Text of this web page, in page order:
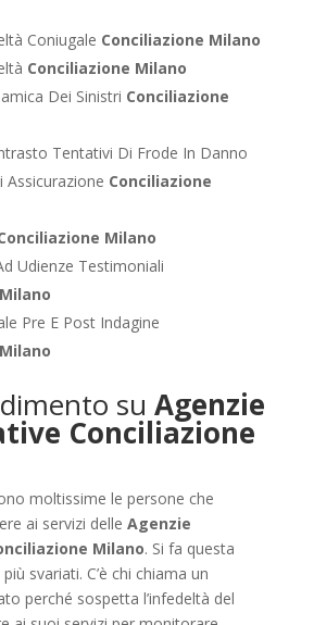
Coniugale Conciliazione Milano
Conciliazione Milano
Dei Sinistri Conciliazione
Tentativi Di Frode In Danno
Assicurazione Conciliazione
Milano
Udienze Testimoniali
Pre E Post Indagine
su Agenzie
Conciliazione
moltissime le persone che
ai servizi delle Agenzie
Milano. Si fa questa
svariati. C’è chi chiama un
perché sospetta l’infedeltà del